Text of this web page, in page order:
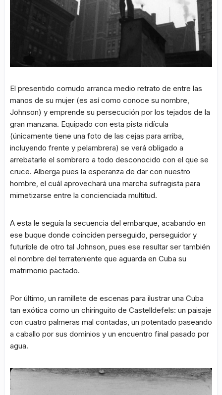
El presentido cornudo arranca medio retrato de entre las
manos de su mujer (es así como conoce su nombre,
Johnson) y emprende su persecución por los tejados de la
gran manzana. Equipado con esta pista ridícula
(únicamente tiene una foto de las cejas para arriba,
incluyendo frente y pelambrera) se verá obligado a
arrebatarle el sombrero a todo desconocido con el que se
cruce. Alberga pues la esperanza de dar con nuestro
hombre, el cuál aprovechará una marcha sufragista para
mimetizarse entre la concienciada multitud.
A esta le seguía la secuencia del embarque, acabando en
ese buque donde coinciden perseguido, perseguidor y
futurible de otro tal Johnson, pues ese resultar ser también
el nombre del terrateniente que aguarda en Cuba su
matrimonio pactado.
Por último, un ramillete de escenas para ilustrar una Cuba
tan exótica como un chiringuito de Castelldefels: un paisaje
con cuatro palmeras mal contadas, un potentado paseando
a caballo por sus dominios y un encuentro final pasado por
agua.